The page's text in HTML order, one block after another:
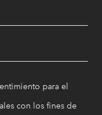
para el
con los fines de